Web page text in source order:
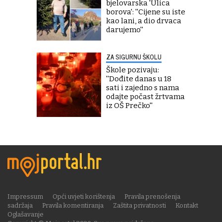
bjelovarska 'Ulica
borova': ''Cijene su iste
kao lani, a dio drvaca
darujemo''
ZA SIGURNU ŠKOLU
Škole pozivaju:
''Dođite danas u 18
sati i zajedno s nama
odajte počast žrtvama
iz OŠ Prečko''
Impressum Opći uvjeti korištenja
Pravila prenošenja
sadržaja
Pravila komentiranja Zaštita privatnosti
Kontakt
Oglašavanje